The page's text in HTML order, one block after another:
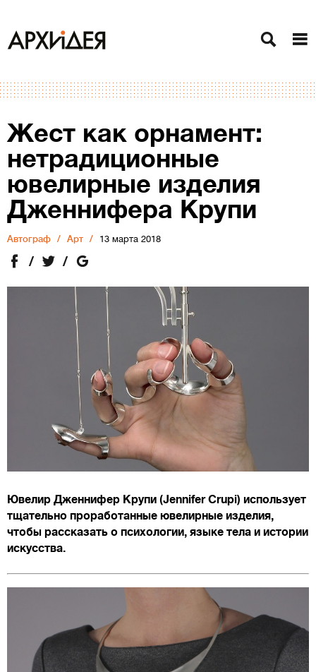
Жест как орнамент:
нетрадиционные
ювелирные изделия
Дженнифера Крупи
Автограф Арт 13 марта 2018
Ювелир Дженнифер Крупи (Jennifer Crupi) использует
тщательно проработанные ювелирные изделия,
чтобы рассказать о психологии, языке тела и истории
искусства.